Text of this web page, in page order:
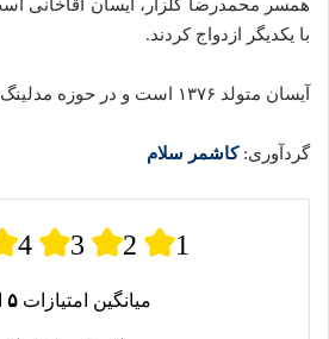
با یکدیگر ازدواج کردند.
آیسان متولد ۱۳۷۶ است و در حوزه مدلینگ فعالیت دارد.
گردآوری:کاشمر سلام
4 3 2 1
میانگین امتیازات ۵